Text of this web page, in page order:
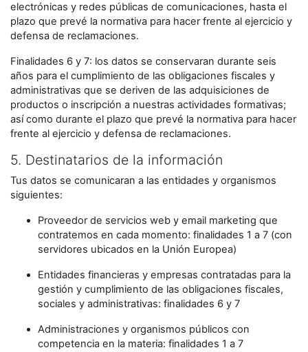
electrónicas y redes públicas de comunicaciones, hasta el
plazo que prevé la normativa para hacer frente al ejercicio y
defensa de reclamaciones.
Finalidades 6 y 7: los datos se conservaran durante seis
años para el cumplimiento de las obligaciones fiscales y
administrativas que se deriven de las adquisiciones de
productos o inscripción a nuestras actividades formativas;
así como durante el plazo que prevé la normativa para hacer
frente al ejercicio y defensa de reclamaciones.
5. Destinatarios de la información
Tus datos se comunicaran a las entidades y organismos
siguientes:
Proveedor de servicios web y email marketing que
contratemos en cada momento: finalidades 1 a 7 (con
servidores ubicados en la Unión Europea)
Entidades financieras y empresas contratadas para la
gestión y cumplimiento de las obligaciones fiscales,
sociales y administrativas: finalidades 6 y 7
Administraciones y organismos públicos con
competencia en la materia: finalidades 1 a 7